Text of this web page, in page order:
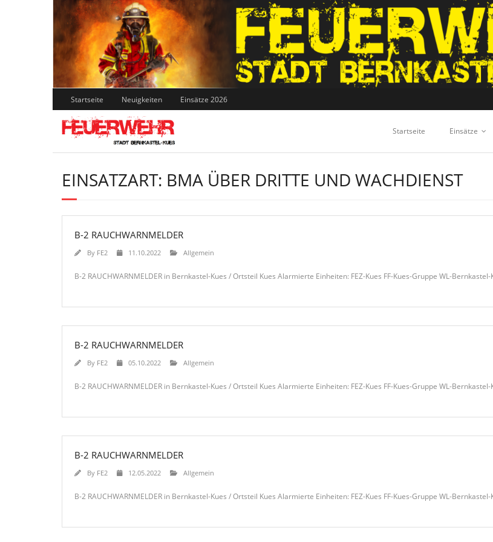
Skip
to
content
Startseite Neuigkeiten Einsätze 2026
Startseite Einsätze
EINSATZART: BMA ÜBER DRITTE UND WACHDIENST
B-2 RAUCHWARNMELDER
By FE2 11.10.2022 Allgemein
B-2 RAUCHWARNMELDER in Bernkastel-Kues / Ortsteil Kues Alarmierte Einheiten: FEZ-Kues FF-Kues-Gruppe WL-Bernkastel-
B-2 RAUCHWARNMELDER
By FE2 05.10.2022 Allgemein
B-2 RAUCHWARNMELDER in Bernkastel-Kues / Ortsteil Kues Alarmierte Einheiten: FEZ-Kues FF-Kues-Gruppe WL-Bernkastel-
B-2 RAUCHWARNMELDER
By FE2 12.05.2022 Allgemein
B-2 RAUCHWARNMELDER in Bernkastel-Kues / Ortsteil Kues Alarmierte Einheiten: FEZ-Kues FF-Kues-Gruppe WL-Bernkastel-